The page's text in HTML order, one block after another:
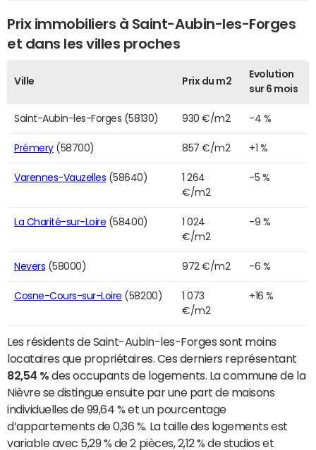
Prix immobiliers à Saint-Aubin-les-Forges
et dans les villes proches
Ville Prix du m2
Evolution
sur 6 mois
Saint-Aubin-les-Forges (58130) 930 €/m2 -4 %
Prémery(58700) 857 €/m2 +1 %
Varennes-Vauzelles (58640)
1 264
€/m2
-5 %
La Charité-sur-Loire (58400)
1 024
€/m2
-9 %
Nevers (58000) 972 €/m2 -6 %
Cosne-Cours-sur-Loire (58200)
1 073
€/m2
+16 %
Les résidents de Saint-Aubin-les-Forges sont moins
locataires que propriétaires. Ces derniers représentant
82,54 % des occupants de logements. La commune de la
Nièvre se distingue ensuite par une part de maisons
individuelles de 99,64 % et un pourcentage
d’appartements de 0,36 %. La taille des logements est
variable avec 5,29 % de 2 pièces, 2,12 % de studios et